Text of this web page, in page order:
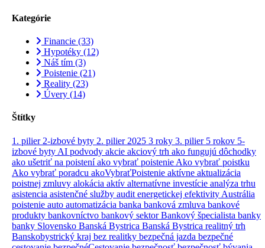
Kategórie
Financie (33)
Hypotéky (12)
Náš tím (3)
Poistenie (21)
Reality (23)
Úvery (14)
Štítky
1. pilier 2-izbové byty 2. pilier 2025 3 roky 3. pilier 5 rokov 5-
izbové byty AI podvody akcie akciový trh ako fungujú dôchodky
ako ušetriť na poisteníako vybrať poistenie Ako vybrať poistku
Ako vybrať poradcu akoVybraťPoistenie aktívne aktualizácia
poistnej zmluvy alokácia aktív alternatívne investície analýza trhu
asistencia asistenčné služby audit energetickej efektivity Austrália
poistenie auto automatizácia banka banková zmluva bankové
produkty bankovníctvo bankový sektorBankový špecialista banky
banky Slovensko Banská Bystrica Banská Bystrica realitný trh
Banskobystrický kraj bez realitky bezpečná jazda bezpečné